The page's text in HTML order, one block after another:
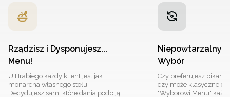
Rządzisz i Dysponujesz...
Menu!
U Hrabiego każdy klient jest jak
monarcha własnego stołu.
Decydujesz sam, które dania podbiją
Niepowtarzalny
Wybór
Czy preferujesz
czy może klasyczne
"Wyborowi Menu"